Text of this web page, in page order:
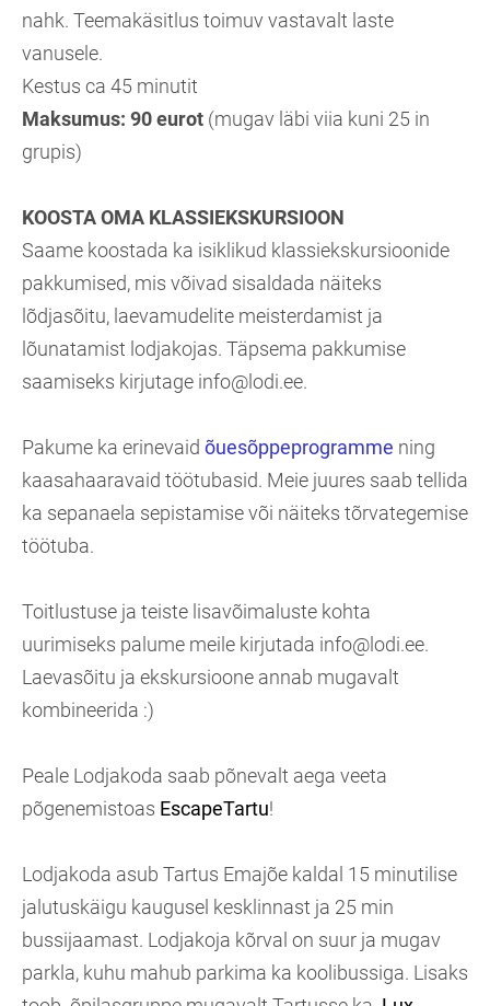
nahk. Teemakäsitlus toimuv vastavalt laste
vanusele.
Kestus ca 45 minutit
Maksumus: 90 eurot (mugav läbi viia kuni 25 in
grupis)
KOOSTA OMA KLASSIEKSKURSIOON
Saame koostada ka isiklikud klassiekskursioonide
pakkumised, mis võivad sisaldada näiteks
lõdjasõitu, laevamudelite meisterdamist ja
lõunatamist lodjakojas. Täpsema pakkumise
saamiseks kirjutage info@lodi.ee.
Pakume ka erinevaid õuesõppeprogramme ning
kaasahaaravaid töötubasid. Meie juures saab tellida
ka sepanaela sepistamise või näiteks tõrvategemise
töötuba.
Toitlustuse ja teiste lisavõimaluste kohta
uurimiseks palume meile kirjutada info@lodi.ee.
Laevasõitu ja ekskursioone annab mugavalt
kombineerida :)
Peale Lodjakoda saab põnevalt aega veeta
põgenemistoas EscapeTartu!
Lodjakoda asub Tartus Emajõe kaldal 15 minutilise
jalutuskäigu kaugusel kesklinnast ja 25 min
bussijaamast. Lodjakoja kõrval on suur ja mugav
parkla, kuhu mahub parkima ka koolibussiga. Lisaks